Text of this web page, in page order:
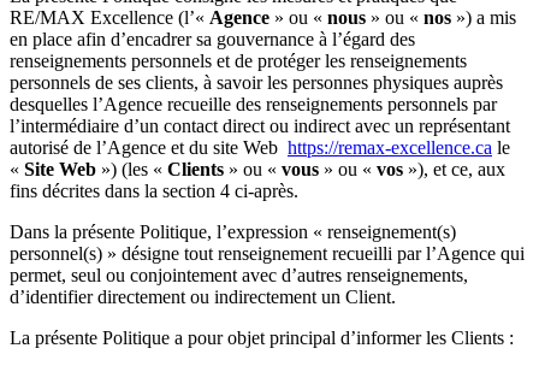
RE/MAX Excellence (l’« Agence » ou « nous » ou « nos ») a mis
en place afin d’encadrer sa gouvernance à l’égard des
renseignements personnels et de protéger les renseignements
personnels de ses clients, à savoir les personnes physiques auprès
desquelles l’Agence recueille des renseignements personnels par
l’intermédiaire d’un contact direct ou indirect avec un représentant
autorisé de l’Agence et du site Web https://remax-excellence.ca le
« Site Web ») (les « Clients » ou « vous » ou « vos »), et ce, aux
fins décrites dans la section 4 ci-après.
Dans la présente Politique, l’expression « renseignement(s)
personnel(s) » désigne tout renseignement recueilli par l’Agence qui
permet, seul ou conjointement avec d’autres renseignements,
d’identifier directement ou indirectement un Client.
La présente Politique a pour objet principal d’informer les Clients :